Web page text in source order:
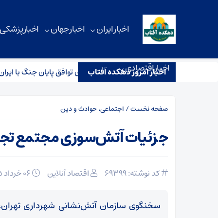
اخبار ایران اخبار جهان اخبار
اخبار اقتصادی
اخبار امروز دهکده آفتاب
ترامپ با کابینه برای نهایی کردن توافق پایان جنگ با ایران
صفحه نخست/ اجتماعی، حوادث و دین
جزئیات آتش‌سوزی مجتمع
کد نوشته: 69399 اقتصاد آنلاین
سخنگوی سازمان آتش‌نشانی شهرداری